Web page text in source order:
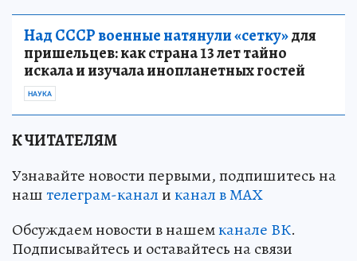
Над СССР военные натянули «сетку»для
пришельцев: как страна 13 лет тайно
искала и изучала инопланетных гостей
НАУКА
К ЧИТАТЕЛЯМ
Узнавайте новости первыми, подпишитесь на
наштелеграм-каналиканал в МАХ
Обсуждаем новости в нашемканале ВК.
Подписывайтесь и оставайтесь на связи